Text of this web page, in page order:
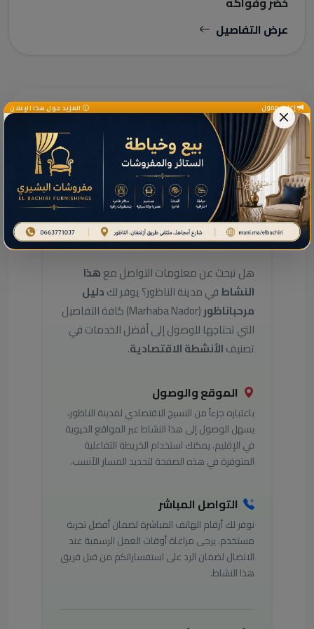
عرض التفاصيل
دليل الخدمات ومعلومات إضافية
دليل خدمات هذا النشاط
بالناظور
هل تبحث عن معلومات التواصل معهذا
النشاطفي مدينة الناظور؟ يوفر لكدليل
مرحباناظور
(Marhaba Nador) كافة التفاصيل
التي تحتاجها للوصول إلى أفضل الخدمات في
تصنيفالأنشطة الاقتصادية.
الموقع والوصول
باعتباره جزءاً من النسيج الاقتصادي لمدينة الناظور،
يسهل الوصول إلى هذا النشاط عبر المواقع الحيوية
في الإقليم. يمكنك استخدام الخريطة التفاعلية
المتوفرة في هذه الصفحة لتحديد المسار الأنسب.
التواصل المباشر
نوفر لك أرقام الهاتف المباشرة لضمان أفضل تجربة
مستخدم. يرجى مراعاة أوقات العمل الرسمية عند
الاتصال لضمان الرد على استفساراتكم من قبل فريق
هذا النشاط.
إعلان ممول المزيد حول هذا الإعلان